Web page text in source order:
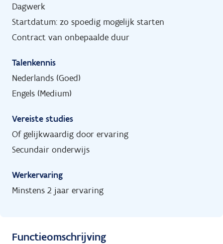
Dagwerk
Startdatum: zo spoedig mogelijk starten
Contract van onbepaalde duur
Talenkennis
Nederlands (Goed)
Engels (Medium)
Vereiste studies
Of gelijkwaardig door ervaring
Secundair onderwijs
Werkervaring
Minstens 2 jaar ervaring
Functieomschrijving